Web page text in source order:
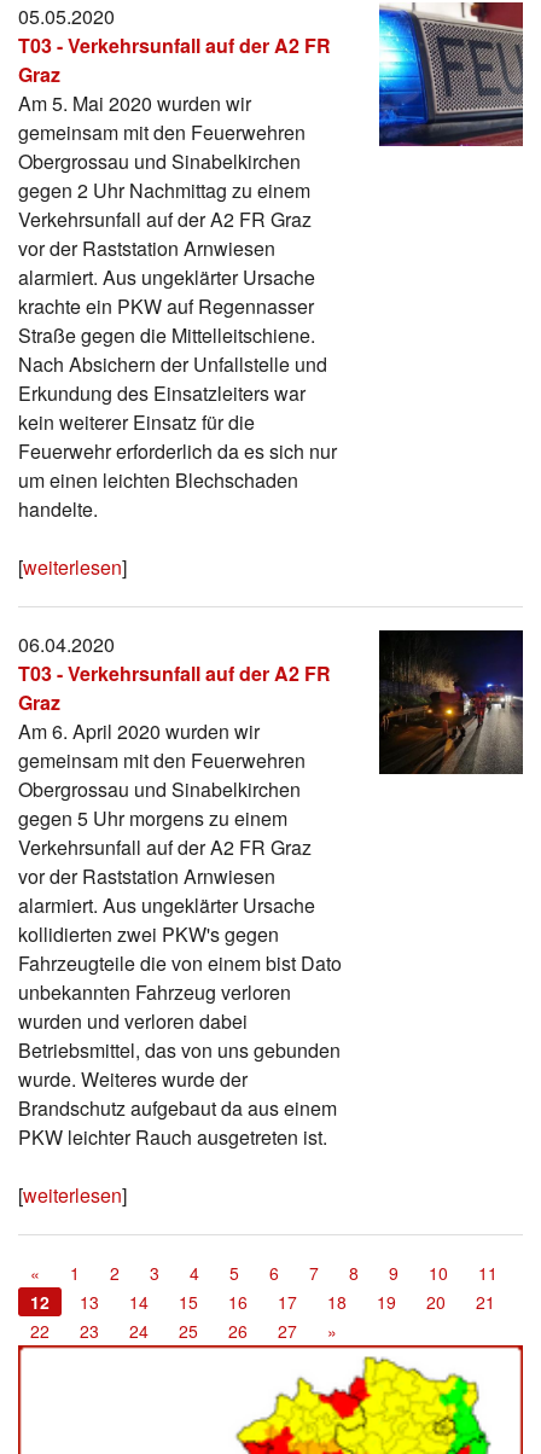
05.05.2020
T03 - Verkehrsunfall auf der A2 FR
Graz
Am 5. Mai 2020 wurden wir
gemeinsam mit den Feuerwehren
Obergrossau und Sinabelkirchen
gegen 2 Uhr Nachmittag zu einem
Verkehrsunfall auf der A2 FR Graz
vor der Raststation Arnwiesen
alarmiert. Aus ungeklärter Ursache
krachte ein PKW auf Regennasser
Straße gegen die Mittelleitschiene.
Nach Absichern der Unfallstelle und
Erkundung des Einsatzleiters war
kein weiterer Einsatz für die
Feuerwehr erforderlich da es sich nur
um einen leichten Blechschaden
handelte.
[weiterlesen]
06.04.2020
T03 - Verkehrsunfall auf der A2 FR
Graz
Am 6. April 2020 wurden wir
gemeinsam mit den Feuerwehren
Obergrossau und Sinabelkirchen
gegen 5 Uhr morgens zu einem
Verkehrsunfall auf der A2 FR Graz
vor der Raststation Arnwiesen
alarmiert. Aus ungeklärter Ursache
kollidierten zwei PKW's gegen
Fahrzeugteile die von einem bist Dato
unbekannten Fahrzeug verloren
wurden und verloren dabei
Betriebsmittel, das von uns gebunden
wurde. Weiteres wurde der
Brandschutz aufgebaut da aus einem
PKW leichter Rauch ausgetreten ist.
[weiterlesen]
« 1 2 3 4 5 6 7 8 9 10
11
12
13 14 15 16 17 18 19 20
21
22
23 24 25 26 27 »